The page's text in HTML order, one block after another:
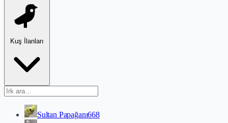
Kuş İlanları
Sultan Papağanı668